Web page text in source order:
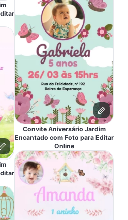
Convite Aniversário Jardim
Encantado com Foto para Editar
Online